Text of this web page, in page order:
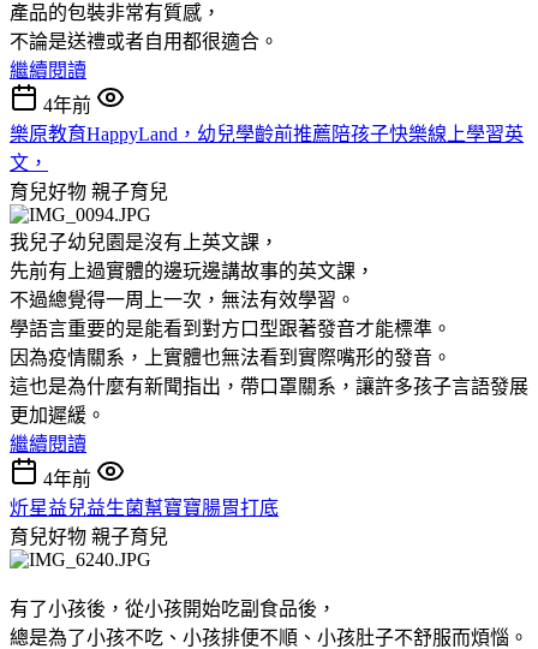
產品的包裝非常有質感，
不論是送禮或者自用都很適合。
繼續閱讀
4年前
樂原教育HappyLand，幼兒學齡前推薦陪孩子快樂線上學習英
文，
育兒好物 親子育兒
我兒子幼兒園是沒有上英文課，
先前有上過實體的邊玩邊講故事的英文課，
不過總覺得一周上一次，無法有效學習。
學語言重要的是能看到對方口型跟著發音才能標準。
因為疫情關系，上實體也無法看到實際嘴形的發音。
這也是為什麼有新聞指出，帶口罩關系，讓許多孩子言語發展
更加遲緩。
繼續閱讀
4年前
炘星益兒益生菌幫寶寶腸胃打底
育兒好物 親子育兒
有了小孩後，從小孩開始吃副食品後，
總是為了小孩不吃、小孩排便不順、小孩肚子不舒服而煩惱。